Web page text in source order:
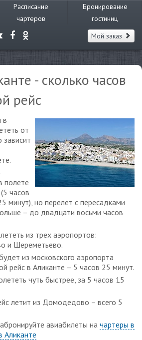
Расписание
чартеров
Бронирование
гостиниц
Мой заказ
- сколько часов
рейс
в
от
зависит
полете
часов
минут), но перелет с пересадками
– до двадцати восьми часов
из трех аэропортов:
и Шереметьево.
из московского аэропорта
рейс в Аликанте – 5 часов 25 минут.
чуть быстрее, за 5 часов 15
летит из Домодедово – всего 5
авиабилеты на чартеры в
Аликанте